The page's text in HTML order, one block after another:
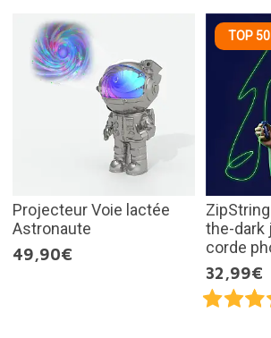
Projecteur Voie lactée
Astronaute
49,90€
TOP 50
the-dark
corde
32,99€